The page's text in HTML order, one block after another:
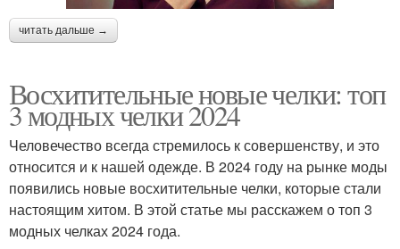
читать дальше →
Восхитительные новые челки: топ
3 модных челки 2024
Человечество всегда стремилось к совершенству, и это
относится и к нашей одежде. В 2024 году на рынке моды
появились новые восхитительные челки, которые стали
настоящим хитом. В этой статье мы расскажем о топ 3
модных челках 2024 года.